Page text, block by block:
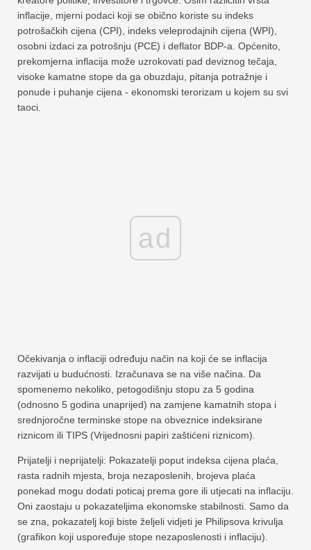
inflacije, mjerni podaci koji se obično koriste su indeks
potrošačkih cijena (CPI), indeks veleprodajnih cijena (WPI),
osobni izdaci za potrošnju (PCE) i deflator BDP-a. Općenito,
prekomjerna inflacija može uzrokovati pad deviznog tečaja,
visoke kamatne stope da ga obuzdaju, pitanja potražnje i
ponude i puhanje cijena - ekonomski terorizam u kojem su svi
taoci.
ad
Očekivanja o inflaciji određuju način na koji će se inflacija
razvijati u budućnosti. Izračunava se na više načina. Da
spomenemo nekoliko, petogodišnju stopu za 5 godina
(odnosno 5 godina unaprijed) na zamjene kamatnih stopa i
srednjoročne terminske stope na obveznice indeksirane
riznicom ili TIPS (Vrijednosni papiri zaštićeni riznicom).
Prijatelji i neprijatelji: Pokazatelji poput indeksa cijena plaća,
rasta radnih mjesta, broja nezaposlenih, brojeva plaća
ponekad mogu dodati poticaj prema gore ili utjecati na inflaciju.
Oni zaostaju u pokazateljima ekonomske stabilnosti. Samo da
se zna, pokazatelj koji biste željeli vidjeti je Philipsova krivulja
(grafikon koji uspoređuje stope nezaposlenosti i inflaciju).